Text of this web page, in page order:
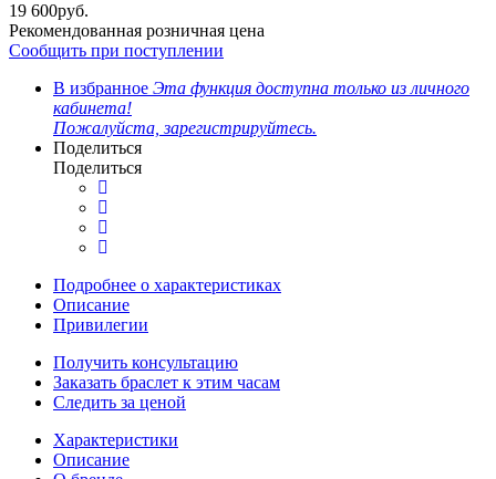
19 600руб.
Рекомендованная розничная цена
Сообщить при поступлении
В избранное Эта функция доступна только из личного
кабинета!
Пожалуйста, зарегистрируйтесь.
Поделиться
Поделиться
Подробнее о характеристиках
Описание
Привилегии
Получить консультацию
Заказать браслет к этим часам
Следить за ценой
Характеристики
Описание